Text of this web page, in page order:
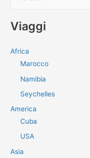
c
Viaggi
Africa
Marocco
Namibia
Seychelles
America
Cuba
USA
Asia